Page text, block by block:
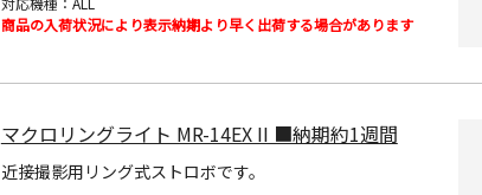
商品の入荷状況により表示納期より早く出荷する場合があります
マクロリングライト MR-14EX II ■納期約1週間
近接撮影用リング式ストロボです。